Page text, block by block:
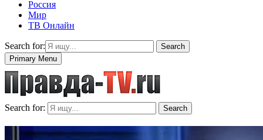
Россия
Мир
ТВ Онлайн
Search for:
Search
Primary Menu
Search for: Search